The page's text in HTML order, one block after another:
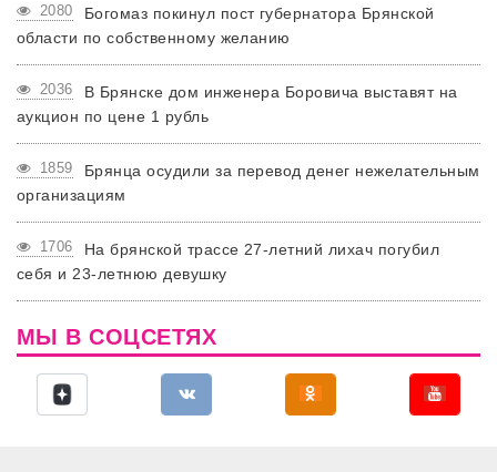
2080
Богомаз покинул пост губернатора Брянской
области по собственному желанию
2036
В Брянске дом инженера Боровича выставят на
аукцион по цене 1 рубль
1859
Брянца осудили за перевод денег нежелательным
организациям
1706
На брянской трассе 27-летний лихач погубил
себя и 23-летнюю девушку
МЫ В СОЦСЕТЯХ